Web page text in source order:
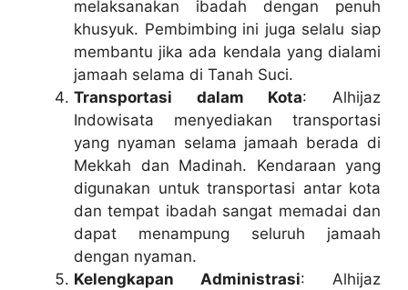
melaksanakan ibadah dengan penuh
khusyuk. Pembimbing ini juga selalu siap
membantu jika ada kendala yang dialami
jamaah selama di Tanah Suci.
Transportasi dalam Kota: Alhijaz
Indowisata menyediakan transportasi
yang nyaman selama jamaah berada di
Mekkah dan Madinah. Kendaraan yang
digunakan untuk transportasi antar kota
dan tempat ibadah sangat memadai dan
dapat menampung seluruh jamaah
dengan nyaman.
Kelengkapan Administrasi: Alhijaz